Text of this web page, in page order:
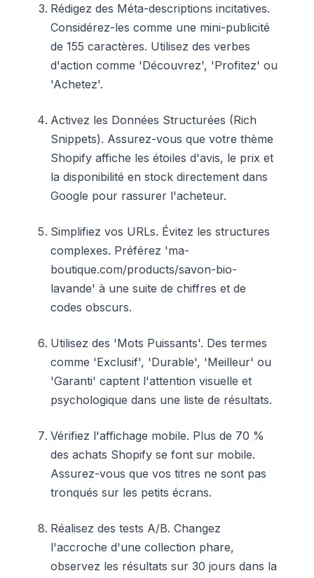
Rédigez des Méta-descriptions incitatives.
Considérez-les comme une mini-publicité
de 155 caractères. Utilisez des verbes
d'action comme 'Découvrez', 'Profitez' ou
'Achetez'.
Activez les Données Structurées (Rich
Snippets). Assurez-vous que votre thème
Shopify affiche les étoiles d'avis, le prix et
la disponibilité en stock directement dans
Google pour rassurer l'acheteur.
Simplifiez vos URLs. Évitez les structures
complexes. Préférez 'ma-
boutique.com/products/savon-bio-
lavande' à une suite de chiffres et de
codes obscurs.
Utilisez des 'Mots Puissants'. Des termes
comme 'Exclusif', 'Durable', 'Meilleur' ou
'Garanti' captent l'attention visuelle et
psychologique dans une liste de résultats.
Vérifiez l'affichage mobile. Plus de 70 %
des achats Shopify se font sur mobile.
Assurez-vous que vos titres ne sont pas
tronqués sur les petits écrans.
Réalisez des tests A/B. Changez
l'accroche d'une collection phare,
observez les résultats sur 30 jours dans la